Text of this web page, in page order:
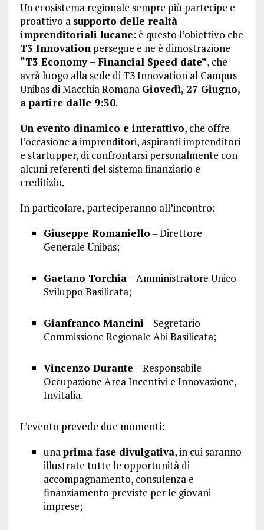
Un ecosistema regionale sempre più partecipe e
proattivo a supporto delle realtà
imprenditoriali lucane: è questo l’obiettivo che
T3 Innovationpersegue e ne è dimostrazione
“T3 Economy – Financial Speed date”, che
avrà luogo alla sede di T3 Innovation al Campus
Unibas di Macchia Romana Giovedì, 27 Giugno,
a partire dalle 9:30.
Un evento dinamico e interattivo, che offre
l’occasione a imprenditori, aspiranti imprenditori
e startupper, di confrontarsi personalmente con
alcuni referenti del sistema finanziario e
creditizio.
In particolare, parteciperanno all’incontro:
Giuseppe Romaniello – Direttore
Generale Unibas;
Gaetano Torchia– Amministratore Unico
Sviluppo Basilicata;
Gianfranco Mancini – Segretario
Commissione Regionale Abi Basilicata;
Vincenzo Durante – Responsabile
Occupazione Area Incentivi e Innovazione,
Invitalia.
L’evento prevede due momenti:
unaprima fase divulgativa, in cui saranno
illustrate tutte le opportunità di
accompagnamento, consulenza e
finanziamento previste per le giovani
imprese;